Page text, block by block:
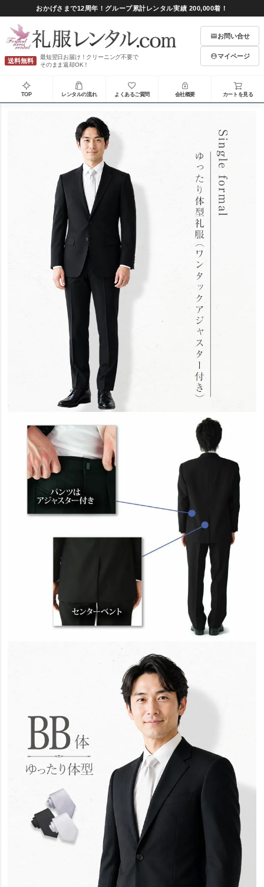
おかげさまで12周年！グループ累計レンタル実績 200,000着！
送料無料
最短翌日お届け！クリーニング不要で
そのまま返却OK！
お問い合せ
マイページ
TOP レンタルの流れ よくあるご質問 会社概要 カートを見る